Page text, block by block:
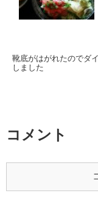
靴底がはがれたのでダ
しました
コメント